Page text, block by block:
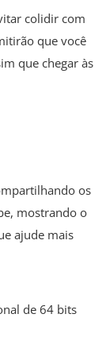
colidir com
que você
que chegar às
os
mostrando o
ajude mais
de 64 bits